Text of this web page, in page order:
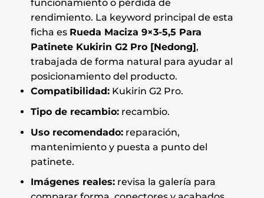
funcionamiento o pérdida de
rendimiento. La keyword principal de esta
ficha es Rueda Maciza 9×3-5,5 Para
Patinete Kukirin G2 Pro [Nedong],
trabajada de forma natural para ayudar al
posicionamiento del producto.
Compatibilidad:Kukirin G2 Pro.
Tipo de recambio:recambio.
Uso recomendado:reparación,
mantenimiento y puesta a punto del
patinete.
Imágenes reales:revisa la galería para